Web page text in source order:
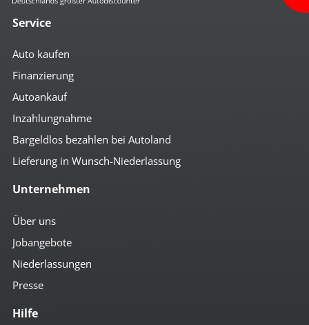
Service
Auto kaufen
Finanzierung
Autoankauf
Inzahlungnahme
Bargeldlos bezahlen bei Autoland
Lieferung in Wunsch-Niederlassung
Unternehmen
Über uns
Jobangebote
Niederlassungen
Presse
Hilfe